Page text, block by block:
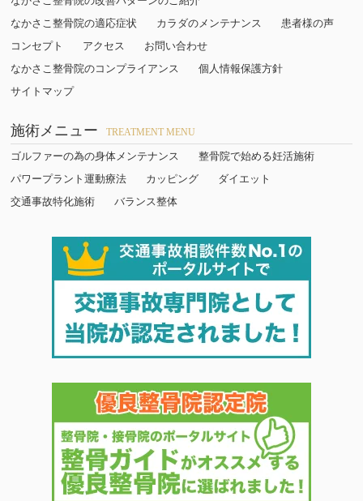
なかさこ整骨院の適応症状
カラダのメンテナンス
患者様の声
コンセプト
アクセス
お問い合わせ
なかさこ整骨院のコンプライアンス
個人情報保護方針
サイトマップ
施術メニュー TREATMENT MENU
ゴルファーの為の身体メンテナンス
整骨院で始める妊活施術
パワープラント運動療法
カッピング
ダイエット
交通事故特化施術
バランス整体